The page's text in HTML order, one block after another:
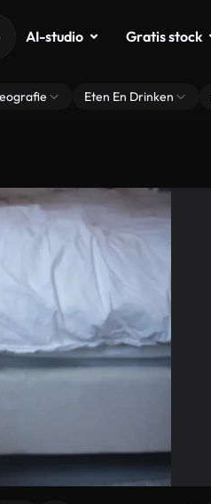
AI-studio Gratis stock
Eten En Drinken